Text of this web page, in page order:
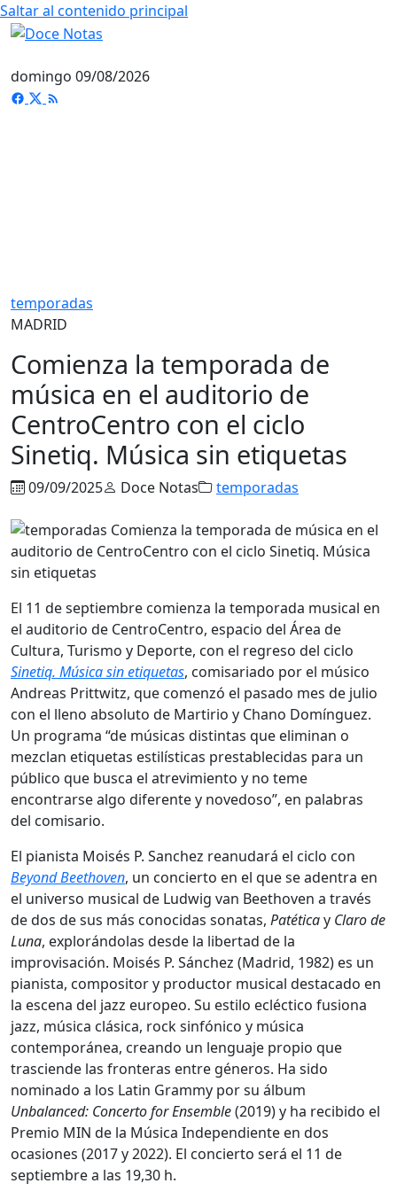
Saltar al contenido principal
domingo 09/08/2026
temporadas
MADRID
Comienza la temporada de
música en el auditorio de
CentroCentro con el ciclo
Sinetiq. Música sin etiquetas
09/09/2025 Doce Notas temporadas
El 11 de septiembre comienza la temporada musical en
el auditorio de CentroCentro, espacio del Área de
Cultura, Turismo y Deporte, con el regreso del ciclo
Sinetiq. Música sin etiquetas, comisariado por el músico
Andreas Prittwitz, que comenzó el pasado mes de julio
con el lleno absoluto de Martirio y Chano Domínguez.
Un programa “de músicas distintas que eliminan o
mezclan etiquetas estilísticas prestablecidas para un
público que busca el atrevimiento y no teme
encontrarse algo diferente y novedoso”, en palabras
del comisario.
El pianista Moisés P. Sanchez reanudará el ciclo con
Beyond Beethoven, un concierto en el que se adentra en
el universo musical de Ludwig van Beethoven a través
de dos de sus más conocidas sonatas, Patéticay Claro de
Luna, explorándolas desde la libertad de la
improvisación. Moisés P. Sánchez (Madrid, 1982) es un
pianista, compositor y productor musical destacado en
la escena del jazz europeo. Su estilo ecléctico fusiona
jazz, música clásica, rock sinfónico y música
contemporánea, creando un lenguaje propio que
trasciende las fronteras entre géneros. Ha sido
nominado a los Latin Grammy por su álbum
Unbalanced: Concerto for Ensemble(2019) y ha recibido el
Premio MIN de la Música Independiente en dos
ocasiones (2017 y 2022). El concierto será el 11 de
septiembre a las 19,30 h.